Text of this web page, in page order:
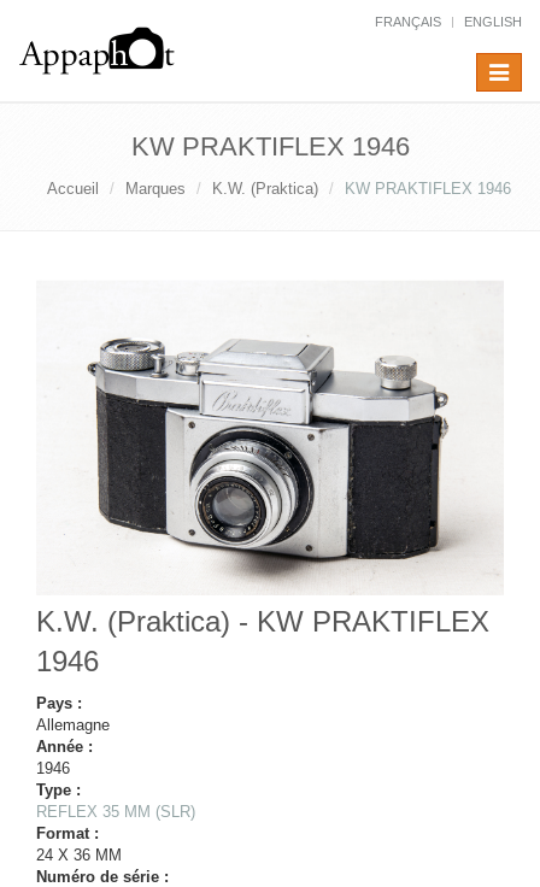
FRANÇAIS ENGLISH
Toggle
KW PRAKTIFLEX 1946
Accueil Marques K.W. (Praktica) KW PRAKTIFLEX 1946
K.W. (Praktica) - KW PRAKTIFLEX
1946
Pays :
Allemagne
Année :
1946
Type :
REFLEX 35 MM (SLR)
Format :
24 X 36 MM
Numéro de série :